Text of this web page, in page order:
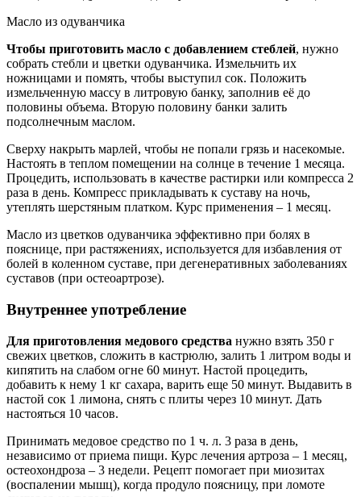
Масло из одуванчика
Чтобы приготовить масло с добавлением стеблей, нужно
собрать стебли и цветки одуванчика. Измельчить их
ножницами и помять, чтобы выступил сок. Положить
измельченную массу в литровую банку, заполнив её до
половины объема. Вторую половину банки залить
подсолнечным маслом.
Сверху накрыть марлей, чтобы не попали грязь и насекомые.
Настоять в теплом помещении на солнце в течение 1 месяца.
Процедить, использовать в качестве растирки или компресса 2
раза в день. Компресс прикладывать к суставу на ночь,
утеплять шерстяным платком. Курс применения – 1 месяц.
Масло из цветков одуванчика эффективно при болях в
пояснице, при растяжениях, используется для избавления от
болей в коленном суставе, при дегенеративных заболеваниях
суставов (при остеоартрозе).
Внутреннее употребление
Для приготовления медового средства нужно взять 350 г
свежих цветков, сложить в кастрюлю, залить 1 литром воды и
кипятить на слабом огне 60 минут. Настой процедить,
добавить к нему 1 кг сахара, варить еще 50 минут. Выдавить в
настой сок 1 лимона, снять с плиты через 10 минут. Дать
настояться 10 часов.
Принимать медовое средство по 1 ч. л. 3 раза в день,
независимо от приема пищи. Курс лечения артроза – 1 месяц,
остеохондроза – 3 недели. Рецепт помогает при миозитах
(воспалении мышц), когда продуло поясницу, при ломоте